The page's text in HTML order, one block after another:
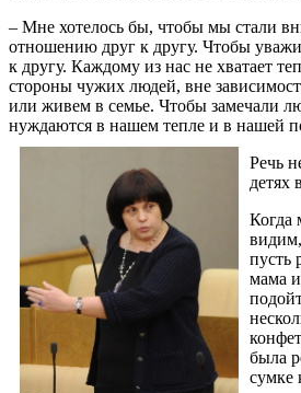
– Мне хотелось бы, чтобы мы стали
отношению друг к другу. Чтобы
к другу. Каждому из нас не хватает
стороны чужих людей, вне
или живем в семье. Чтобы замечали
нуждаются в нашем тепле и в нашей
Речь
детях
Когда
пусть
мама
была
сумке